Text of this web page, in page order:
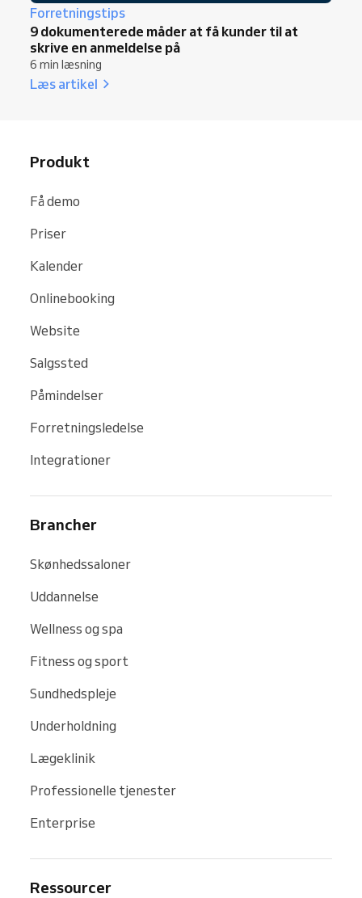
Forretningstips
9 dokumenterede måder at få kunder til at
skrive en anmeldelse på
6 min læsning
Læs artikel
Produkt
Få demo
Priser
Kalender
Onlinebooking
Website
Salgssted
Påmindelser
Forretningsledelse
Integrationer
Brancher
Skønhedssaloner
Uddannelse
Wellness og spa
Fitness og sport
Sundhedspleje
Underholdning
Lægeklinik
Professionelle tjenester
Enterprise
Ressourcer